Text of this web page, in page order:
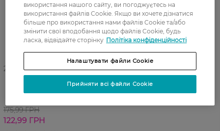
27 07 - 23 08
Гель для брів Lovely
Transparent Fixing Brow Gel
175,99 ГРН
122,99 ГРН
використання нашого сайту, ви погоджуєтесь на
використання файлів Cookie. Якщо ви хочете дізнатися
більше про використання нами файлів Cookie та/або
змінити свої вподобання щодо файлів Cookie, будь
ласка, відвідайте сторінку Політіка конфіденційності
Налаштувати файли Cookie
Прийняти всі файли Cookie